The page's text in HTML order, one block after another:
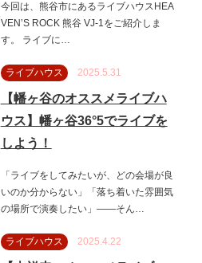
今回は、熊谷市にあるライブハウスHEA
VEN’S ROCK 熊谷 VJ-1をご紹介しま
す。 ライブに…
ライブハウス 2025.5.31
【幡ヶ谷のオススメライブハ
ウス】幡ヶ谷36°5でライブを
しよう！
「ライブをしてみたいが、どの会場が良
いのか分からない」「落ち着いた雰囲気
の場所で演奏したい」——そん…
ライブハウス 2025.4.22